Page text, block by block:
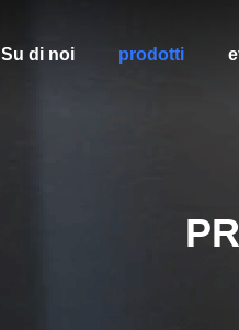
Su di noi prodotti